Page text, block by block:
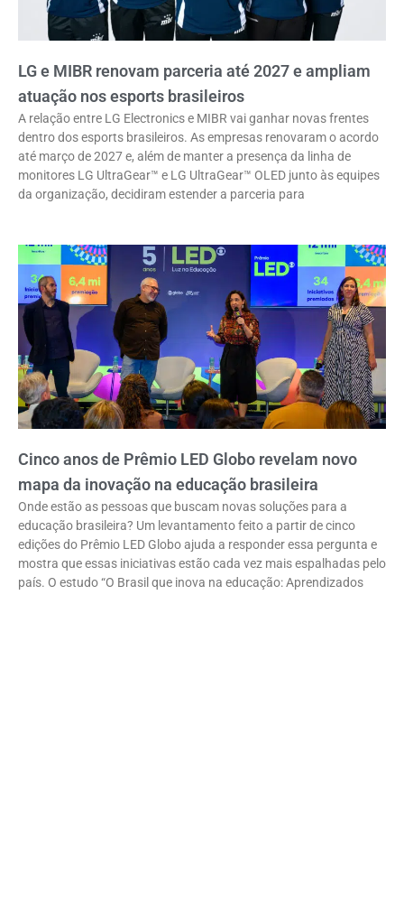
LG e MIBR renovam parceria até 2027 e ampliam
atuação nos esports brasileiros
A relação entre LG Electronics e MIBR vai ganhar novas frentes
dentro dos esports brasileiros. As empresas renovaram o acordo
até março de 2027 e, além de manter a presença da linha de
monitores LG UltraGear™ e LG UltraGear™ OLED junto às equipes
da organização, decidiram estender a parceria para
Cinco anos de Prêmio LED Globo revelam novo
mapa da inovação na educação brasileira
Onde estão as pessoas que buscam novas soluções para a
educação brasileira? Um levantamento feito a partir de cinco
edições do Prêmio LED Globo ajuda a responder essa pergunta e
mostra que essas iniciativas estão cada vez mais espalhadas pelo
país. O estudo “O Brasil que inova na educação: Aprendizados